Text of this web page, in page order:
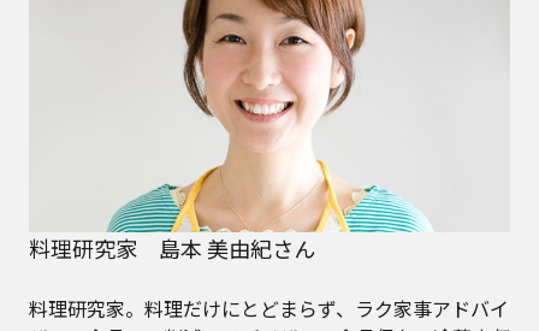
料理研究家 島本 美由紀さん
料理研究家。料理だけにとどまらず、ラク家事アドバイ